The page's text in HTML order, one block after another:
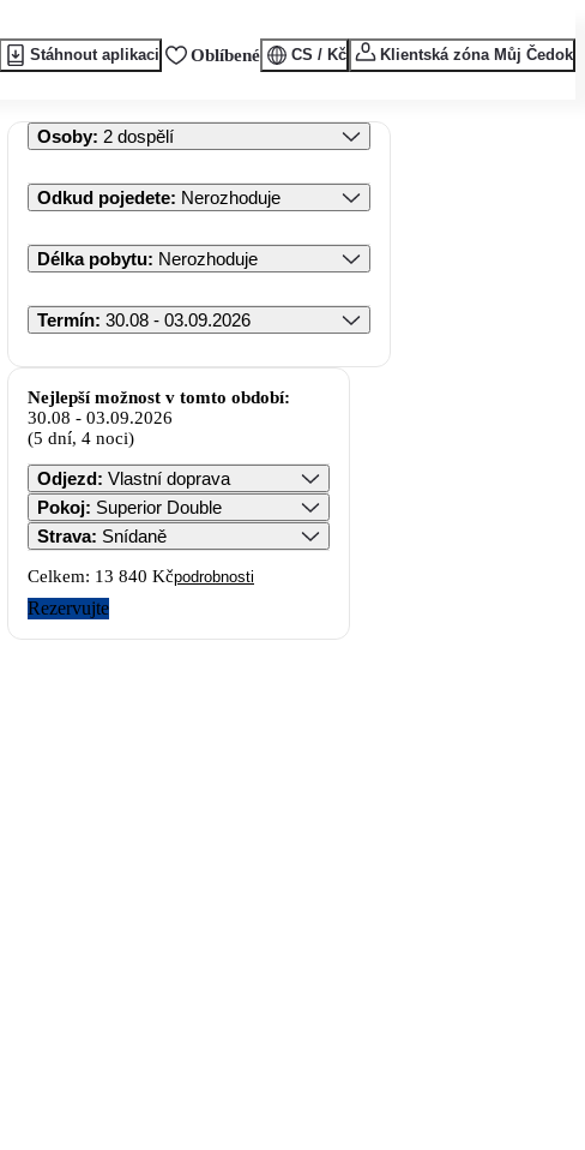
Stáhnout aplikaci Oblíbené CS / Kč Klientská zóna Můj Čedok
Osoby: 2 dospělí
Odkud pojedete: Nerozhoduje
Délka pobytu: Nerozhoduje
Termín: 30.08 - 03.09.2026
Nejlepší možnost v tomto období:
30.08 - 03.09.2026
(5 dní, 4 noci)
Odjezd: Vlastní doprava
Pokoj: Superior Double
Strava: Snídaně
Celkem: 13 840 Kčpodrobnosti
Rezervujte